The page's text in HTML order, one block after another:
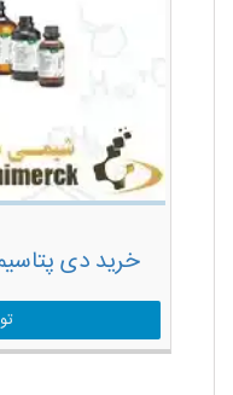
خرید دی پتاسیم